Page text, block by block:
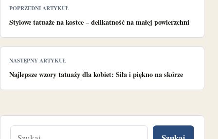
POPRZEDNI ARTYKUŁ
Stylowe tatuaże na kostce – delikatność na małej powierzchni
NASTĘPNY ARTYKUŁ
Najlepsze wzory tatuaży dla kobiet: Siła i piękno na skórze